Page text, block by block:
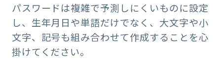
パスワードは複雑で予測しにくいものに設定
し、生年月日や単語だけでなく、大文字や小
文字、記号も組み合わせて作成することを心
掛けてください。